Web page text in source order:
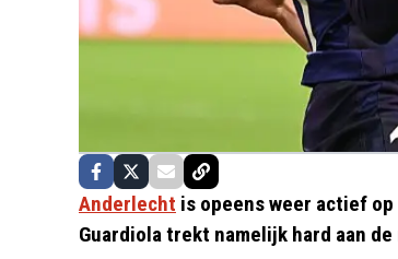
Anderlecht is opeens weer actief
Guardiola trekt namelijk hard aan de